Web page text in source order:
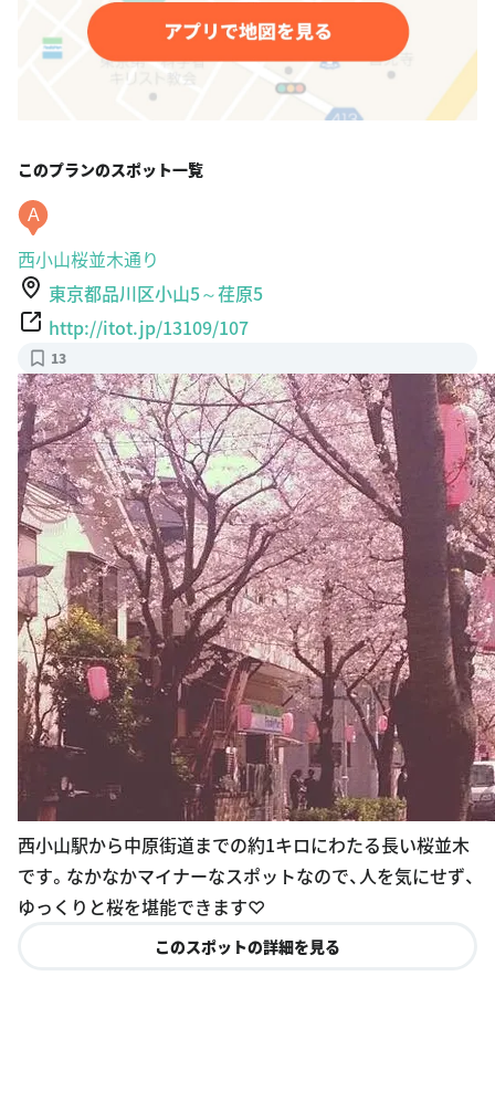
西小山桜並木通り
東京都品川区小山5～荏原5
http://itot.jp/13109/107
13
西小山駅から中原街道までの約1キロにわたる長い桜並木
です。なかなかマイナーなスポットなので、人を気にせず、
ゆっくりと桜を堪能できます♡
このスポットの詳細を見る